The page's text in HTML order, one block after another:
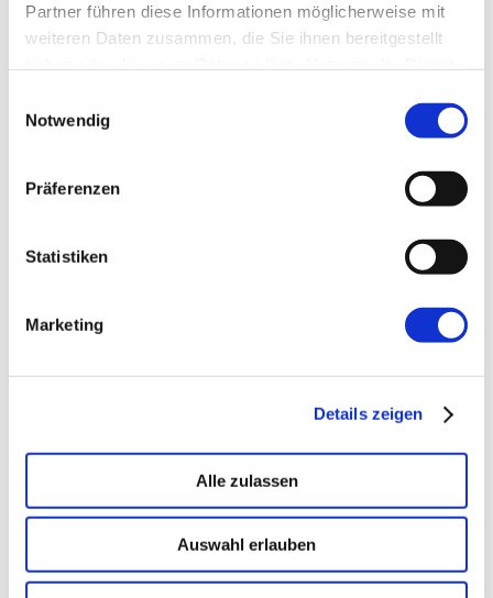
Partner führen diese Informationen möglicherweise mit
weiteren Daten zusammen, die Sie ihnen bereitgestellt
Notwendig
Präferenzen
Statistiken
Marketing
Details zeigen
Alle zulassen
Auswahl erlauben
Website
Challenge